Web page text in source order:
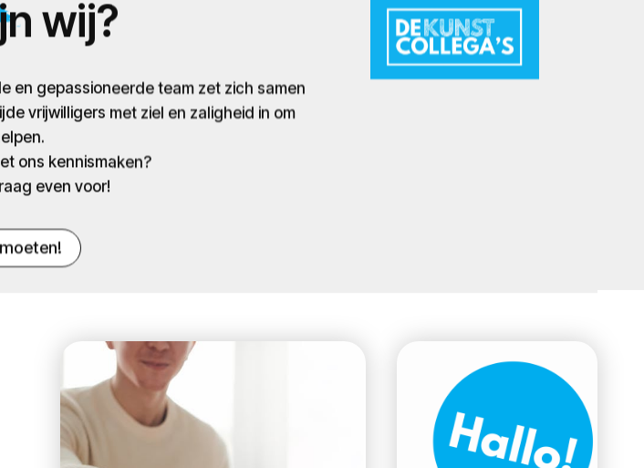
wij?
en gepassioneerde team zet zich samen
vrijwilligers met ziel en zaligheid in om
ons kennismaken?
even voor!